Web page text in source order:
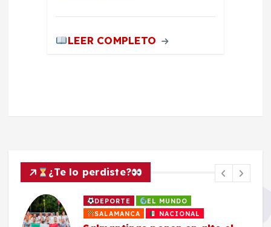
LEER COMPLETO
¿Te lo perdiste?
DEPORTE
EL MUNDO
SALAMANCA
NACIONAL